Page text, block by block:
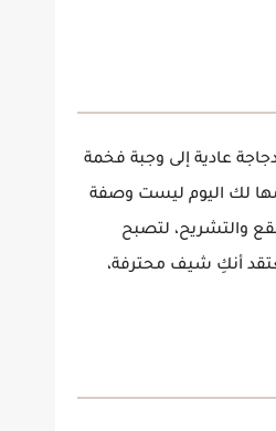
عادية إلى وجبة فخمة
لك اليوم ليست وصفة
والتشريح، لتصبح
أنكِ شيف محترفة،